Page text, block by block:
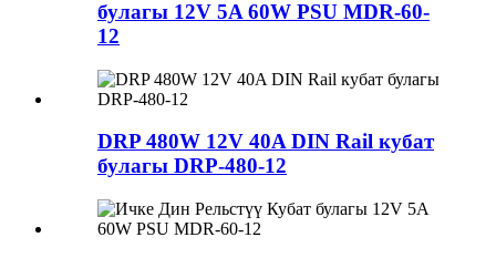
булагы 12V 5A 60W PSU MDR-60-
12
DRP 480W 12V 40A DIN Rail кубат
булагы DRP-480-12